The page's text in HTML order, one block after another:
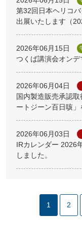
第32回日本ヘリコ
出展いたします（
2026年06月15日
つくば講演会オン
2026年06月04日
国内製造販売承認
ートジーン百日咳」
2026年06月03日
IRカレンダー 2026
しました。
1 2